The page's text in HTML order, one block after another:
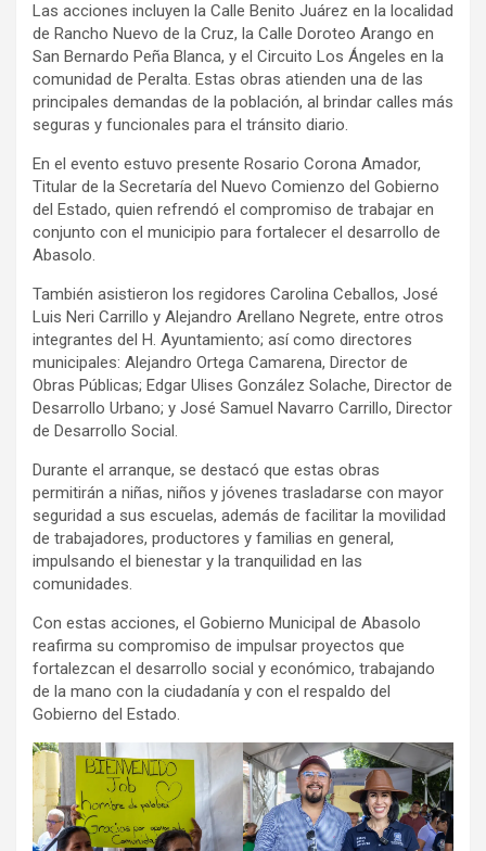
Las acciones incluyen la Calle Benito Juárez en la localidad
de Rancho Nuevo de la Cruz, la Calle Doroteo Arango en
San Bernardo Peña Blanca, y el Circuito Los Ángeles en la
comunidad de Peralta. Estas obras atienden una de las
principales demandas de la población, al brindar calles más
seguras y funcionales para el tránsito diario.
En el evento estuvo presente Rosario Corona Amador,
Titular de la Secretaría del Nuevo Comienzo del Gobierno
del Estado, quien refrendó el compromiso de trabajar en
conjunto con el municipio para fortalecer el desarrollo de
Abasolo.
También asistieron los regidores Carolina Ceballos, José
Luis Neri Carrillo y Alejandro Arellano Negrete, entre otros
integrantes del H. Ayuntamiento; así como directores
municipales: Alejandro Ortega Camarena, Director de
Obras Públicas; Edgar Ulises González Solache, Director de
Desarrollo Urbano; y José Samuel Navarro Carrillo, Director
de Desarrollo Social.
Durante el arranque, se destacó que estas obras
permitirán a niñas, niños y jóvenes trasladarse con mayor
seguridad a sus escuelas, además de facilitar la movilidad
de trabajadores, productores y familias en general,
impulsando el bienestar y la tranquilidad en las
comunidades.
Con estas acciones, el Gobierno Municipal de Abasolo
reafirma su compromiso de impulsar proyectos que
fortalezcan el desarrollo social y económico, trabajando
de la mano con la ciudadanía y con el respaldo del
Gobierno del Estado.